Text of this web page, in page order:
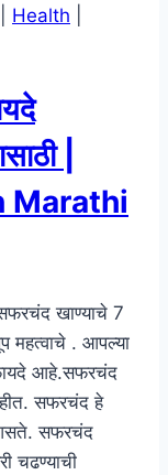
Health
|
Marathi
खाण्याचे 7
महत्वाचे . आपल्या
आहे.सफरचंद
सफरचंद हे
आसते. सफरचंद
चढण्याची